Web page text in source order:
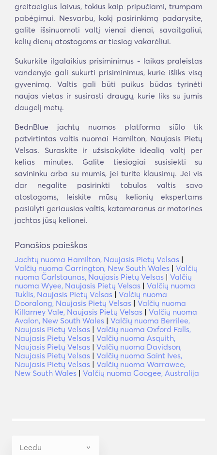
greitaeigius laivus, tokius kaip pripučiami, trumpam
pabėgimui. Nesvarbu, kokį pasirinkimą padarysite,
galite išsinuomoti valtį vienai dienai, savaitgaliui,
kelių dienų atostogoms ar tiesiog vakarėliui.
Sukurkite ilgalaikius prisiminimus - laikas praleistas
vandenyje gali sukurti prisiminimus, kurie išliks visą
gyvenimą. Valtis gali būti puikus būdas tyrinėti
naujas vietas ir susirasti draugų, kurie liks su jumis
daugelį metų.
BednBlue jachtų nuomos platforma siūlo tik
patvirtintas valtis nuomai Hamilton, Naujasis Pietų
Velsas. Suraskite ir užsisakykite idealią valtį per
kelias minutes. Galite tiesiogiai susisiekti su
savininku arba su mumis, jei turite klausimų. Jei vis
dar negalite pasirinkti tobulos valtis savo
atostogoms, leiskite mūsų kelionių ekspertams
pasiūlyti geriausias valtis, katamaranus ar motorines
jachtas jūsų kelionei.
Panašios paieškos
Jachtų nuoma Hamilton, Naujasis Pietų Velsas |
Valčių nuoma Carrington, New South Wales | Valčių
nuoma Čarlstaunas, Naujasis Pietų Velsas | Valčių
nuoma Wyee, Naujasis Pietų Velsas | Valčių nuoma
Tuklis, Naujasis Pietų Velsas | Valčių nuoma
Dooralong, Naujasis Pietų Velsas | Valčių nuoma
Killarney Vale, Naujasis Pietų Velsas | Valčių nuoma
Avalon, New South Wales | Valčių nuoma Berrilee,
Naujasis Pietų Velsas | Valčių nuoma Oxford Falls,
Naujasis Pietų Velsas | Valčių nuoma Asquith,
Naujasis Pietų Velsas | Valčių nuoma Davidson,
Naujasis Pietų Velsas | Valčių nuoma Saint Ives,
Naujasis Pietų Velsas | Valčių nuoma Warrawee,
New South Wales | Valčių nuoma Coogee, Australija